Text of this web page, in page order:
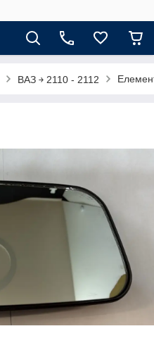
ВАЗ ￫ 2110 - 2112